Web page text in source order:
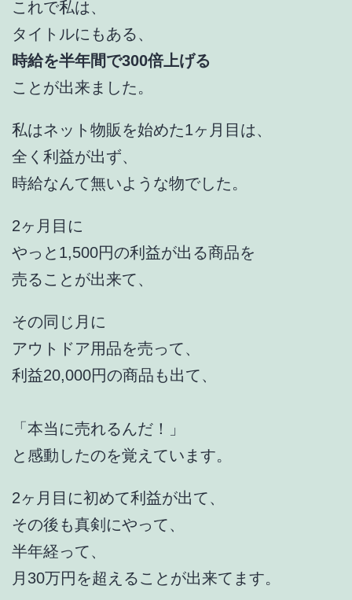
これで私は、
タイトルにもある、
時給を半年間で300倍上げる
ことが出来ました。
私はネット物販を始めた1ヶ月目は、
全く利益が出ず、
時給なんて無いような物でした。
2ヶ月目に
やっと1,500円の利益が出る商品を
売ることが出来て、
その同じ月に
アウトドア用品を売って、
利益20,000円の商品も出て、
「本当に売れるんだ！」
と感動したのを覚えています。
2ヶ月目に初めて利益が出て、
その後も真剣にやって、
半年経って、
月30万円を超えることが出来てます。